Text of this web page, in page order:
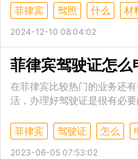
菲律宾 驾照 什么 材
2024-12-10 08:04:02
菲律宾驾驶证怎
在菲律宾比较热门的业务还
活，办理好驾驶证是很有必
菲律宾 驾驶证 怎么
2023-06-05 07:53:02